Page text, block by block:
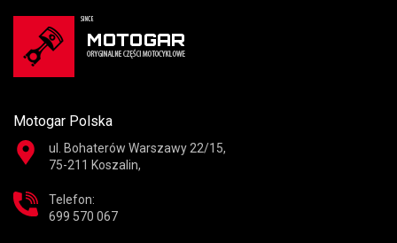
Motogar Polska
ul. Bohaterów Warszawy 22/15,
75-211 Koszalin,
Telefon:
699 570 067